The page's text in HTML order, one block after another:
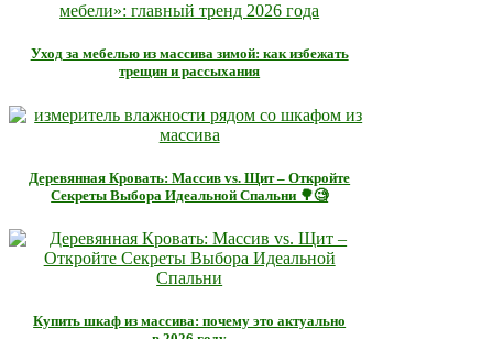
Уход за мебелью из массива зимой: как избежать
трещин и рассыхания
Деревянная Кровать: Массив vs. Щит – Откройте
Секреты Выбора Идеальной Спальни 🌳🧐
Купить шкаф из массива: почему это актуально